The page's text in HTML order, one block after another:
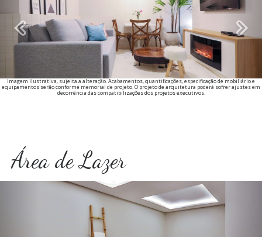
Previous
Imagem ilustrativa, sujeita a alteração. Acabamentos, quantificações, especificação de mobiliário e
equipamentos serão conforme memorial de projeto. O projeto de arquitetura poderá sofrer ajustes em
decorrência das compatibilizações dos projetos executivos.
Área de Lazer